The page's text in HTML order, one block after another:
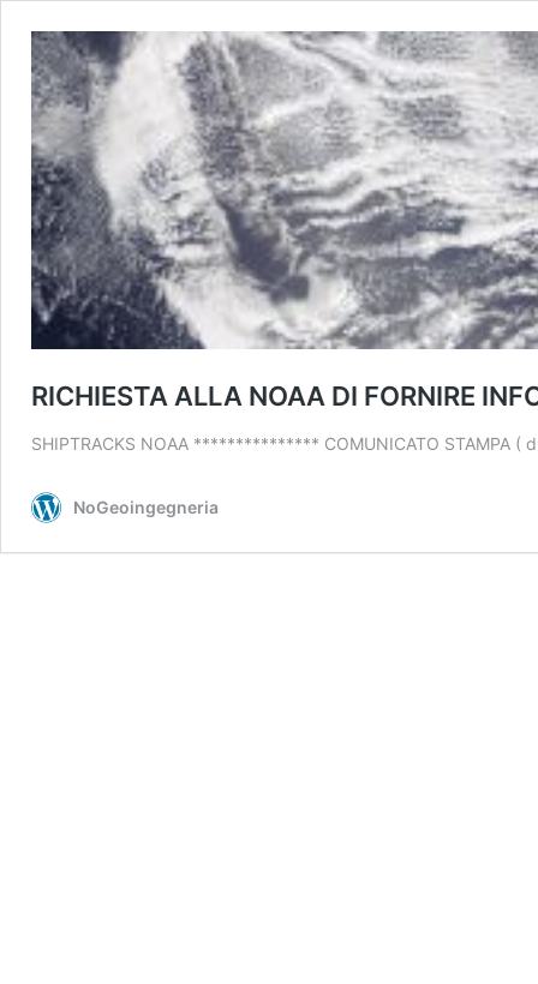
RICHIESTA ALLA NOAA DI FORNIRE
SHIPTRACKS NOAA *************** COMUNICATO STAMPA
NoGeoingegneria